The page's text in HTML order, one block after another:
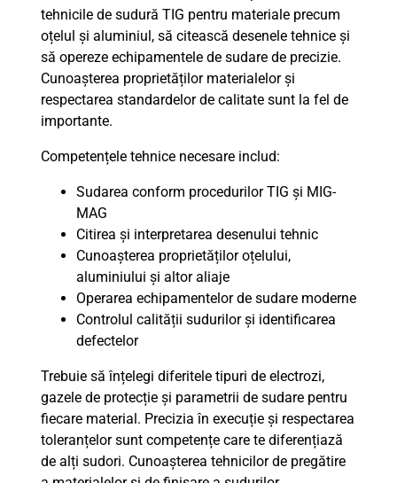
tehnicile de sudură TIG pentru materiale precum
oțelul și aluminiul, să citească desenele tehnice și
să opereze echipamentele de sudare de precizie.
Cunoașterea proprietăților materialelor și
respectarea standardelor de calitate sunt la fel de
importante.
Competențele tehnice necesare includ:
Sudarea conform procedurilor TIG și MIG-
MAG
Citirea și interpretarea desenului tehnic
Cunoașterea proprietăților oțelului,
aluminiului și altor aliaje
Operarea echipamentelor de sudare moderne
Controlul calității sudurilor și identificarea
defectelor
Trebuie să înțelegi diferitele tipuri de electrozi,
gazele de protecție și parametrii de sudare pentru
fiecare material. Precizia în execuție și respectarea
toleranțelor sunt competențe care te diferențiază
de alți sudori. Cunoașterea tehnicilor de pregătire